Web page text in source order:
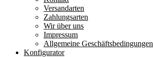
Versandarten
Zahlungsarten
Wir über uns
Impressum
Allgemeine Geschäftsbedingungen
Konfigurator